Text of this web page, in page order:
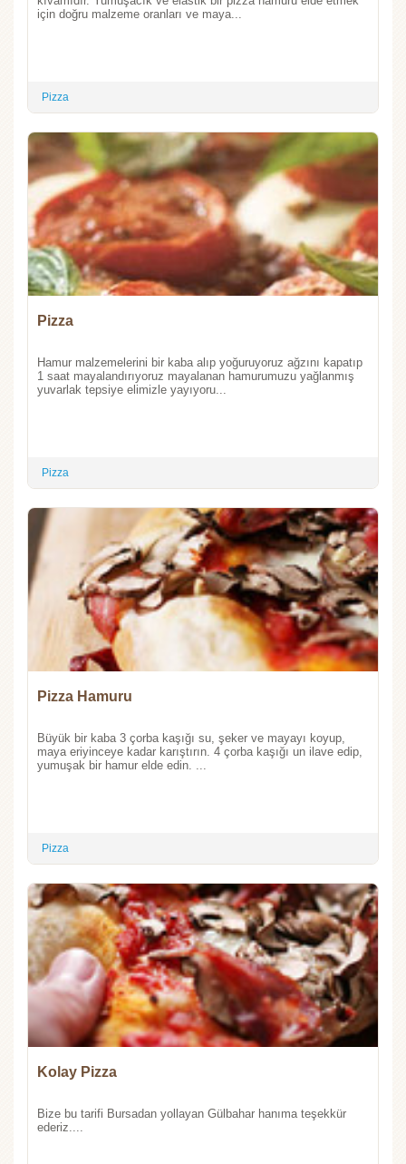
için doğru malzeme oranları ve maya...
Pizza
Pizza
Hamur malzemelerini bir kaba alıp yoğuruyoruz ağzını kapatıp
1 saat mayalandırıyoruz mayalanan hamurumuzu yağlanmış
yuvarlak tepsiye elimizle yayıyoru...
Pizza
Pizza Hamuru
Büyük bir kaba 3 çorba kaşığı su, şeker ve mayayı koyup,
maya eriyinceye kadar karıştırın. 4 çorba kaşığı un ilave edip,
yumuşak bir hamur elde edin. ...
Pizza
Kolay Pizza
Bize bu tarifi Bursadan yollayan Gülbahar hanıma teşekkür
ederiz....